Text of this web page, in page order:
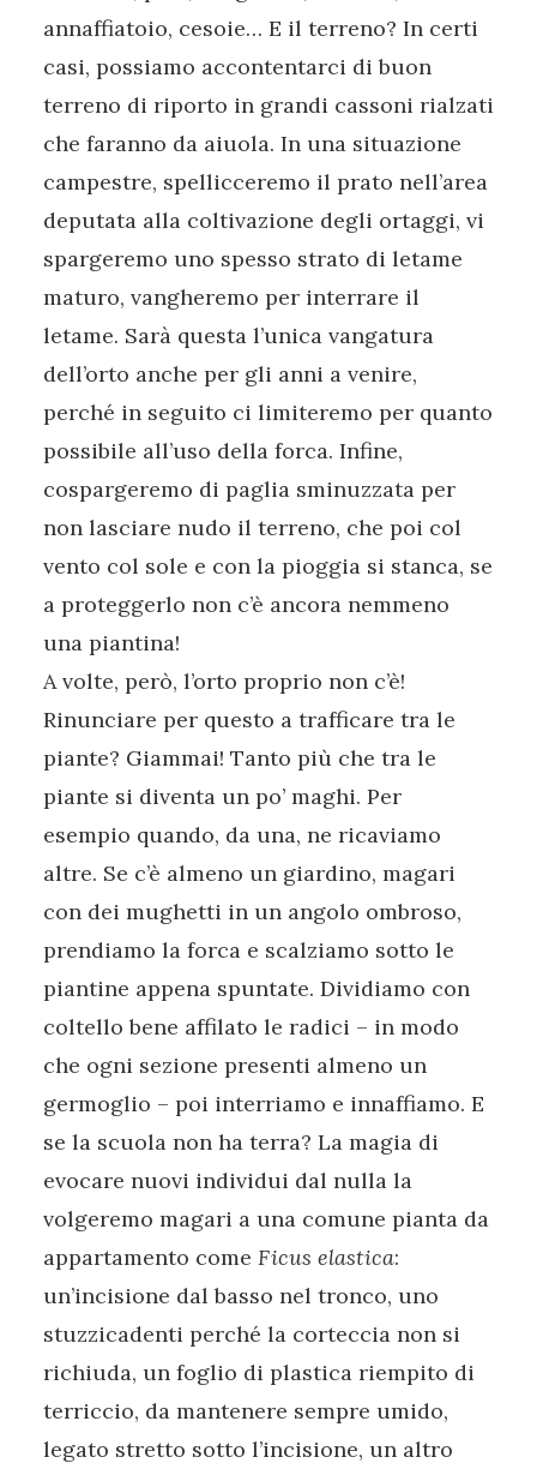
annaffiatoio, cesoie… E il terreno? In certi
casi, possiamo accontentarci di buon
terreno di riporto in grandi cassoni rialzati
che faranno da aiuola. In una situazione
campestre, spellicceremo il prato nell’area
deputata alla coltivazione degli ortaggi, vi
spargeremo uno spesso strato di letame
maturo, vangheremo per interrare il
letame. Sarà questa l’unica vangatura
dell’orto anche per gli anni a venire,
perché in seguito ci limiteremo per quanto
possibile all’uso della forca. Infine,
cospargeremo di paglia sminuzzata per
non lasciare nudo il terreno, che poi col
vento col sole e con la pioggia si stanca, se
a proteggerlo non c’è ancora nemmeno
una piantina!
A volte, però, l’orto proprio non c’è!
Rinunciare per questo a trafficare tra le
piante? Giammai! Tanto più che tra le
piante si diventa un po’ maghi. Per
esempio quando, da una, ne ricaviamo
altre. Se c’è almeno un giardino, magari
con dei mughetti in un angolo ombroso,
prendiamo la forca e scalziamo sotto le
piantine appena spuntate. Dividiamo con
coltello bene affilato le radici – in modo
che ogni sezione presenti almeno un
germoglio – poi interriamo e innaffiamo. E
se la scuola non ha terra? La magia di
evocare nuovi individui dal nulla la
volgeremo magari a una comune pianta da
appartamento come Ficus elastica:
un’incisione dal basso nel tronco, uno
stuzzicadenti perché la corteccia non si
richiuda, un foglio di plastica riempito di
terriccio, da mantenere sempre umido,
legato stretto sotto l’incisione, un altro